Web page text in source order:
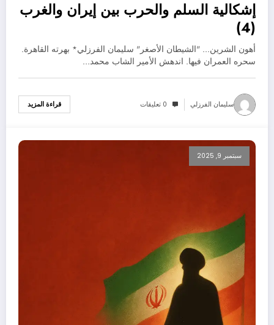
إشكالية السلم والحرب بين إيران والغرب
(4)
أهون الشرين... "الشيطان الأصغر" سليمان الفرزلي* بهرته القاهرة.
سحره العمران فيها. اندهش الأمير الشاب محمد…
سليمان الفرزلي 0 تعليقات قراءة المزيد
سبتمبر 9, 2025